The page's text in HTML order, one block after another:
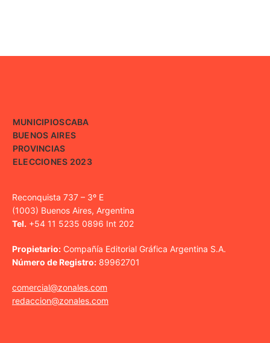
MUNICIPIOSCABA
BUENOS AIRES
PROVINCIAS
ELECCIONES 2023
Reconquista 737 – 3º E
(1003) Buenos Aires, Argentina
Tel. +54 11 5235 0896 Int 202
Propietario: Compañía Editorial Gráfica Argentina S.A.
Número de Registro: 89962701
comercial@zonales.com
redaccion@zonales.com